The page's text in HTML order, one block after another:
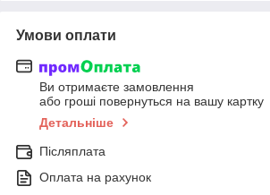
Умови оплати
Ви отримаєте замовлення
або гроші повернуться на вашу картку
Детальніше
Післяплата
Оплата на рахунок